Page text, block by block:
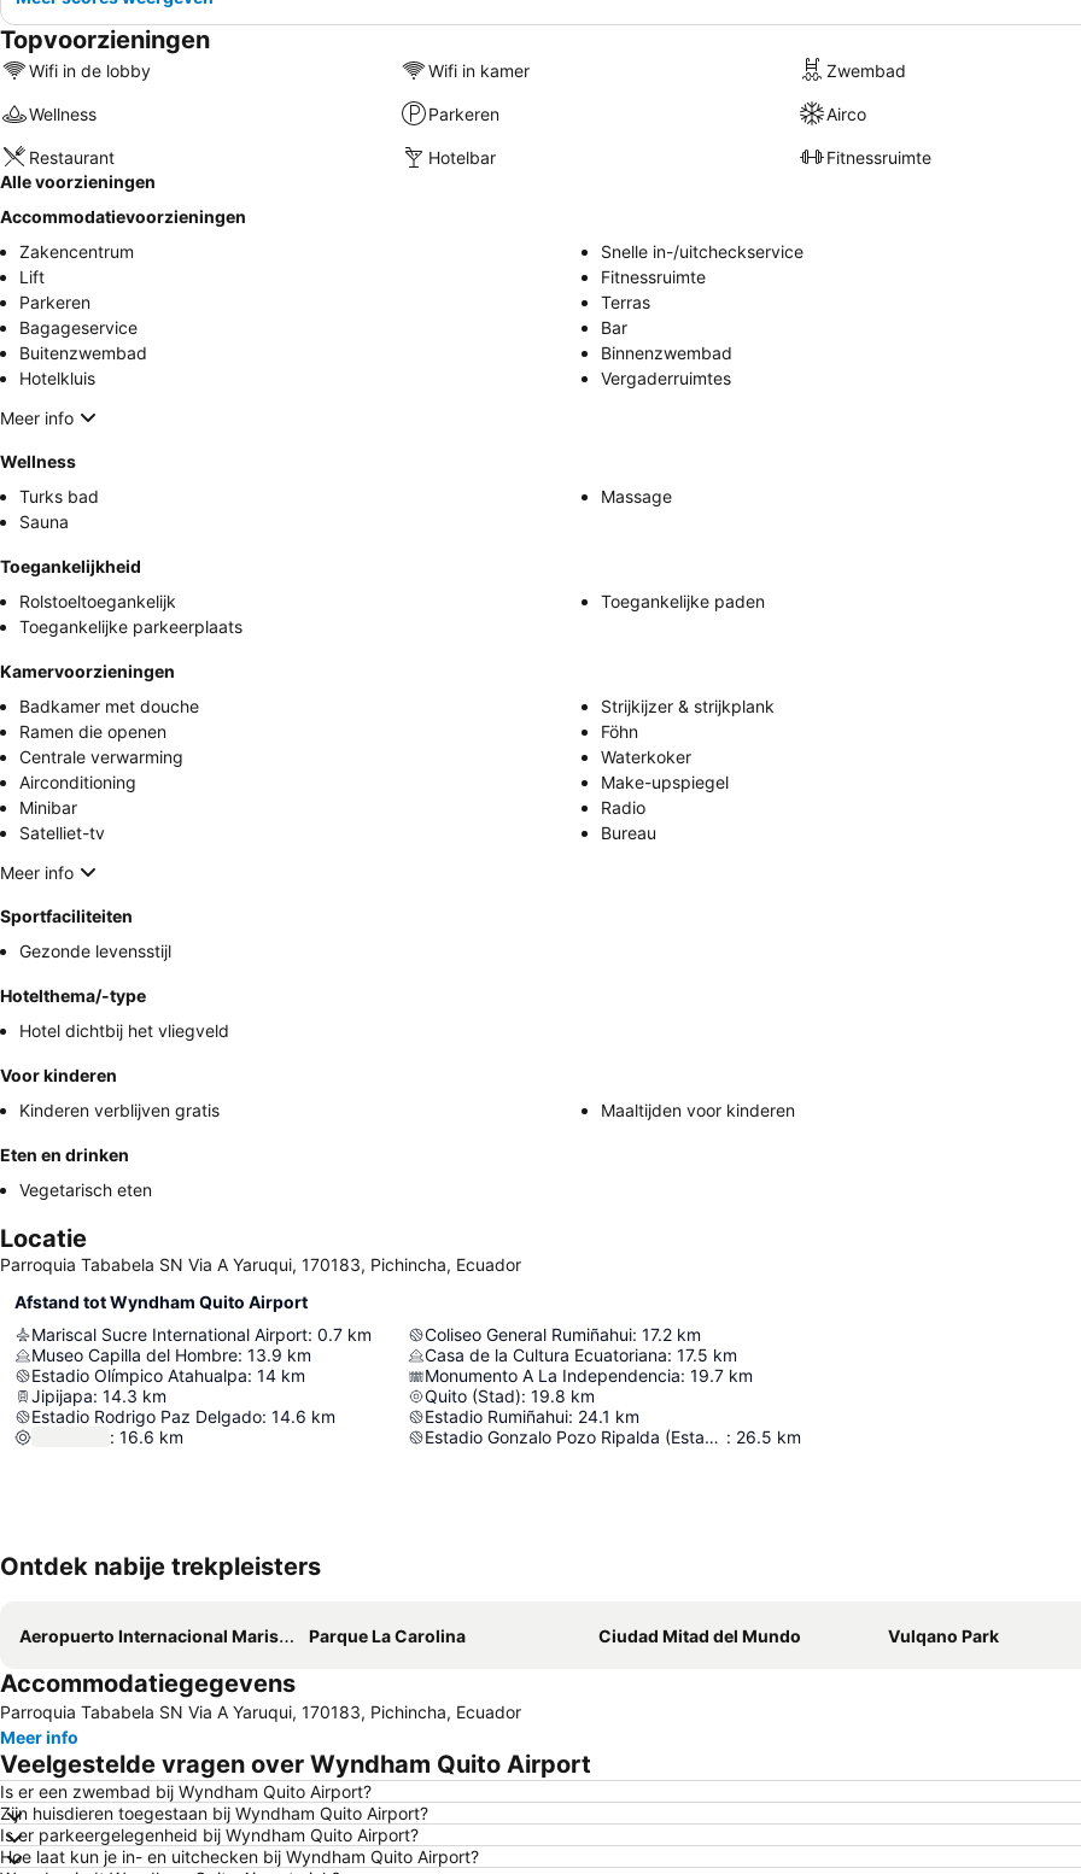
Topvoorzieningen
Wifi in de lobby Wifi in kamer Zwembad
Wellness Parkeren Airco
Restaurant Hotelbar
Fitnessruimte
Alle voorzieningen
Accommodatievoorzieningen
Zakencentrum
Snelle in-/uitcheckservice
Lift
Fitnessruimte
Parkeren
Terras
Bagageservice
Bar
Buitenzwembad
Binnenzwembad
Hotelkluis
Vergaderruimtes
Meer info
Wellness
Turks bad
Massage
Sauna
Toegankelijkheid
Rolstoeltoegankelijk
Toegankelijke paden
Toegankelijke parkeerplaats
Kamervoorzieningen
Badkamer met douche
Strijkijzer & strijkplank
Ramen die openen
Föhn
Centrale verwarming
Waterkoker
Airconditioning
Make-upspiegel
Minibar
Radio
Satelliet-tv
Bureau
Meer info
Sportfaciliteiten
Gezonde levensstijl
Hotelthema/-type
Hotel dichtbij het vliegveld
Voor kinderen
Kinderen verblijven gratis
Maaltijden voor kinderen
Eten en drinken
Vegetarisch eten
Locatie
Parroquia Tababela SN Via A Yaruqui, 170183, Pichincha, Ecuador
Afstand tot Wyndham Quito Airport
Mariscal Sucre International Airport: 0.7 km
Museo Capilla del Hombre: 13.9 km
Estadio Olímpico Atahualpa: 14 km
Jipijapa: 14.3 km
Estadio Rodrigo Paz Delgado: 14.6 km
: 16.6 km
Coliseo General Rumiñahui: 17.2 km
Casa de la Cultura Ecuatoriana: 17.5 km
Monumento A La Independencia: 19.7 km
Quito (Stad): 19.8 km
Estadio Rumiñahui: 24.1 km
Estadio Gonzalo Pozo Ripalda (Estadio Del Aucas) : 26.5 km
Ontdek nabije trekpleisters
Aeropuerto Internacional Mariscal Sucre Parque La Carolina Ciudad Mitad del Mundo Vulqano Park
Accommodatiegegevens
Parroquia Tababela SN Via A Yaruqui, 170183, Pichincha, Ecuador
Meer info
Veelgestelde vragen over Wyndham Quito Airport
Is er een zwembad bij Wyndham Quito Airport?
Zijn huisdieren toegestaan bij Wyndham Quito Airport?
Is er parkeergelegenheid bij Wyndham Quito Airport?
Hoe laat kun je in- en uitchecken bij Wyndham Quito Airport?